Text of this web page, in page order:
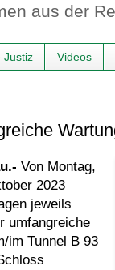
aus der
Justiz Videos
Von Montag,
2023
jeweils
umfangreiche
im Tunnel B 93